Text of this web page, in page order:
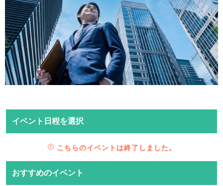
イベント日程を選択
こちらのイベントは終了しました。
おすすめのイベント